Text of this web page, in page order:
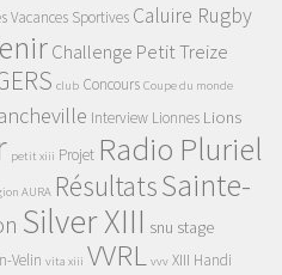
Vacances Sportives Caluire Rugby
Challenge Petit Treize
club Concours Coupe du monde
Interview Lionnes Lions
petit xiii Projet Radio Pluriel
AURA RésultatsSainte-
Silver XIII snu stage
Velin vita xiii VVRL vvv XIII Handi